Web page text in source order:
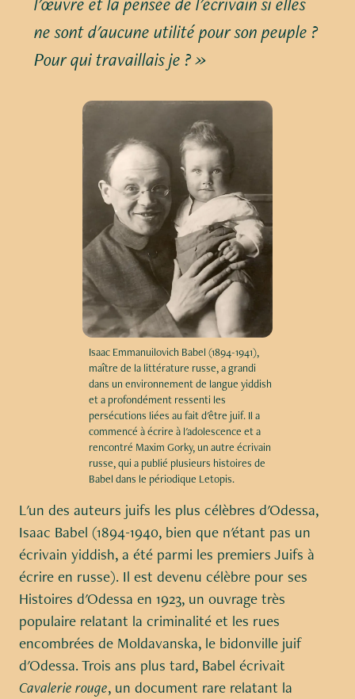
ne sont d'aucune utilité pour son peuple ?
Pour qui travaillais je ? »
Isaac Emmanuilovich Babel (1894-1941),
maître de la littérature russe, a grandi
dans un environnement de langue yiddish
et a profondément ressenti les
persécutions liées au fait d'être juif. Il a
commencé à écrire à l'adolescence et a
rencontré Maxim Gorky, un autre écrivain
russe, qui a publié plusieurs histoires de
Babel dans le périodique Letopis.
L'un des auteurs juifs les plus célèbres d'Odessa,
Isaac Babel (1894-1940, bien que n'étant pas un
écrivain yiddish, a été parmi les premiers Juifs à
écrire en russe). Il est devenu célèbre pour ses
Histoires d'Odessa en 1923, un ouvrage très
populaire relatant la criminalité et les rues
encombrées de Moldavanska, le bidonville juif
d'Odessa. Trois ans plus tard, Babel écrivait
Cavalerie rouge, un document rare relatant la